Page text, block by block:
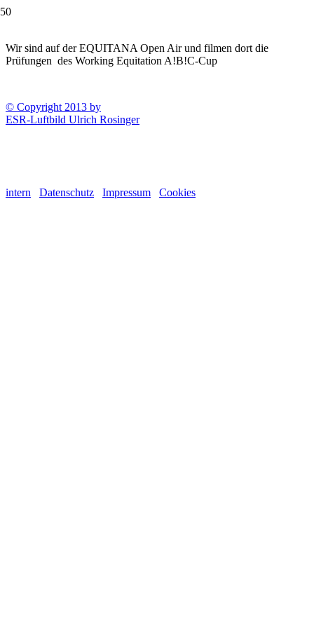
Wir sind auf der EQUITANA Open Air und filmen dort die
Prüfungen des Working Equitation A!B!C-Cup
© Copyright 2013 by
ESR-Luftbild Ulrich Rosinger
intern Datenschutz Impressum Cookies